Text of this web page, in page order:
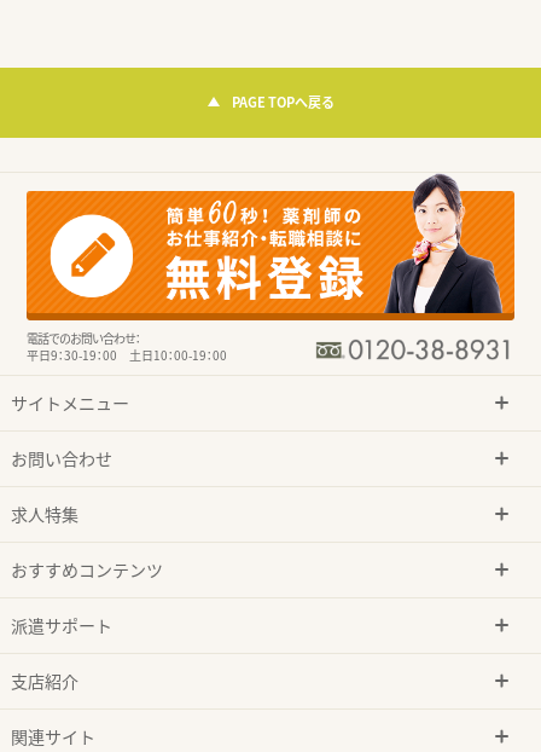
PAGE TOPへ戻る
電話でのお問い合わせ：
平日9：30-19：00 土日10：00-19：00
サイトメニュー
お問い合わせ
求人特集
おすすめコンテンツ
派遣サポート
支店紹介
関連サイト